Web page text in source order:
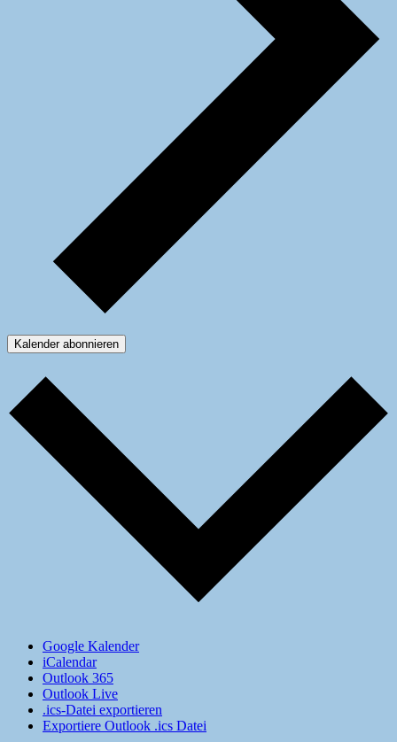
Kalender abonnieren
Google Kalender
iCalendar
Outlook 365
Outlook Live
.ics-Datei exportieren
Exportiere Outlook .ics Datei